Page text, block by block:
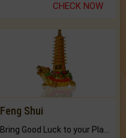
CHECK NOW
Feng Shui